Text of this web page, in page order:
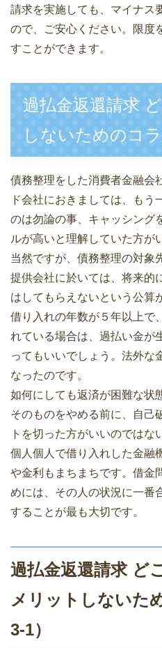
請求を実施しても、マイナス
ので、ご安心ください。限度
すことができます。
過払金返還請求
しないためのコ
債務整理をした消費者金融会
ド会社におきましては、もう
のは勿論の事、キャッシング
ルが高いと理解していた方が
当然ですが、債務整理の対象
提供会社に於いては、将来的
はしてもらえないという公算
借り入れの年数が５年以上で
れている場合は、過払い金が
ってもいいでしょう。法外な
なったのです。
如何にしても返済が困難な状
そのものをやめる前に、自己
トを切った方がいいのではな
個人個人で借り入れした金融
や金利もまちまちです。借金
めには、その人の状況に一番
することが最も大切です。
過払金返還請求 ど
メリットしないた
3-1）